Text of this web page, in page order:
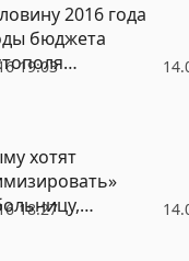
19:03
2016 года
бюджета
18:27
хотят